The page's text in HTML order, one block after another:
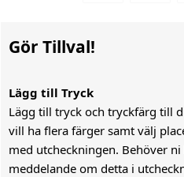
Gör Tillval!
Lägg till Tryck
Lägg till tryck och tryckfärg till
vill ha flera färger samt välj
med utcheckningen. Behöver
meddelande om detta i